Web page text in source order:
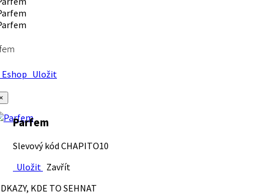
Uložit
Parfem
Slevový kód CHAPITO10
Uložit Zavřít
KDE TO SEHNAT